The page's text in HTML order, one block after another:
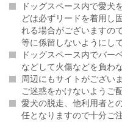
ドッグスペース内で愛犬
どは必ずリードを着用し
れる場合がございますの
等に係留しないようにし
ドッグスペース内でバー
などして火傷などを負わ
周辺にもサイトがござい
ご迷惑をかけないようご
愛犬の脱走、他利用者と
任となりますので十分ご